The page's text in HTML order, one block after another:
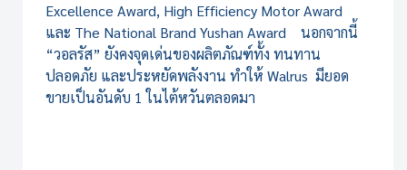
Excellence Award, High Efficiency Motor Award
และ The National Brand Yushan Award นอกจากนี้
“วอลรัส” ยังคงจุดเด่นของผลิตภัณฑ์ทั้ง ทนทาน
ปลอดภัย และประหยัดพลังงาน ทำให้ Walrus มียอด
ขายเป็นอันดับ 1 ในไต้หวันตลอดมา